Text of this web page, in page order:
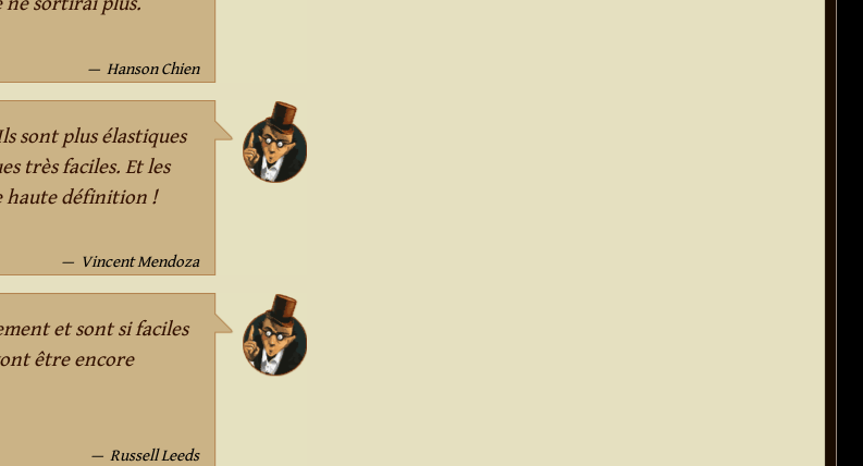
Hanson Chien
sont plus élastiques
très faciles. Et les
haute définition !
Vincent Mendoza
et sont si faciles
être encore
Russell Leeds